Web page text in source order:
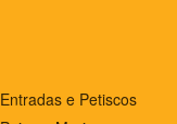
Entradas e Petiscos